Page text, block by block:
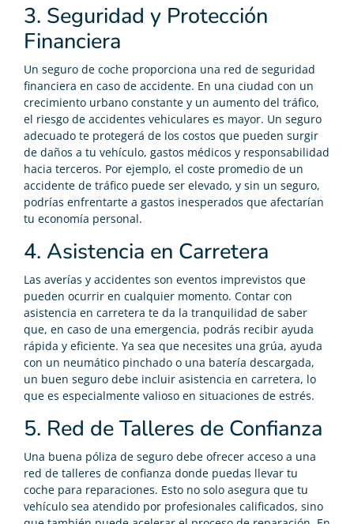
3. Seguridad y Protección
Financiera
Un seguro de coche proporciona una red de seguridad
financiera en caso de accidente. En una ciudad con un
crecimiento urbano constante y un aumento del tráfico,
el riesgo de accidentes vehiculares es mayor. Un seguro
adecuado te protegerá de los costos que pueden surgir
de daños a tu vehículo, gastos médicos y responsabilidad
hacia terceros. Por ejemplo, el coste promedio de un
accidente de tráfico puede ser elevado, y sin un seguro,
podrías enfrentarte a gastos inesperados que afectarían
tu economía personal.
4. Asistencia en Carretera
Las averías y accidentes son eventos imprevistos que
pueden ocurrir en cualquier momento. Contar con
asistencia en carretera te da la tranquilidad de saber
que, en caso de una emergencia, podrás recibir ayuda
rápida y eficiente. Ya sea que necesites una grúa, ayuda
con un neumático pinchado o una batería descargada,
un buen seguro debe incluir asistencia en carretera, lo
que es especialmente valioso en situaciones de estrés.
5. Red de Talleres de Confianza
Una buena póliza de seguro debe ofrecer acceso a una
red de talleres de confianza donde puedas llevar tu
coche para reparaciones. Esto no solo asegura que tu
vehículo sea atendido por profesionales calificados, sino